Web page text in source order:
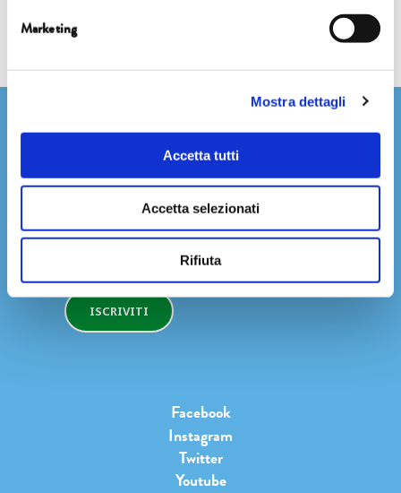
Marketing
Mostra dettagli
Accetta tutti
Accetta selezionati
Rifiuta
Newsletter
ISCRIVITI
Facebook
Instagram
Twitter
Youtube